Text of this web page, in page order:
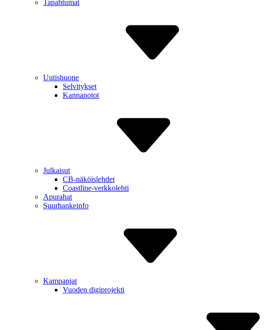
Tapahtumat
Uutishuone
Selvitykset
Kannanotot
Julkaisut
CB-näköislehdet
Coastline-verkkolehti
Apurahat
Suurhankeinfo
Kampanjat
Vuoden digiprojekti